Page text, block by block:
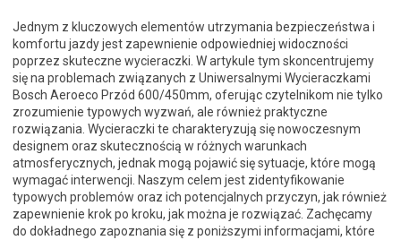
Jednym z kluczowych elementów utrzymania bezpieczeństwa i
komfortu jazdy jest zapewnienie odpowiedniej widoczności
poprzez skuteczne wycieraczki. W artykule tym skoncentrujemy
się na problemach związanych z Uniwersalnymi Wycieraczkami
Bosch Aeroeco Przód 600/450mm, oferując czytelnikom nie tylko
zrozumienie typowych wyzwań, ale również praktyczne
rozwiązania. Wycieraczki te charakteryzują się nowoczesnym
designem oraz skutecznością w różnych warunkach
atmosferycznych, jednak mogą pojawić się sytuacje, które mogą
wymagać interwencji. Naszym celem jest zidentyfikowanie
typowych problemów oraz ich potencjalnych przyczyn, jak również
zapewnienie krok po kroku, jak można je rozwiązać. Zachęcamy
do dokładnego zapoznania się z poniższymi informacjami, które